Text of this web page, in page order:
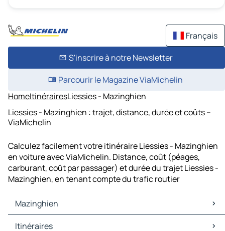
Français
S'inscrire à notre Newsletter
Parcourir le Magazine ViaMichelin
HomeItinérairesLiessies - Mazinghien
Liessies - Mazinghien : trajet, distance, durée et coûts –
ViaMichelin
Calculez facilement votre itinéraire Liessies - Mazinghien
en voiture avec ViaMichelin. Distance, coût (péages,
carburant, coût par passager) et durée du trajet Liessies -
Mazinghien, en tenant compte du trafic routier
Mazinghien
Mazinghien Cartes et plans
Itinéraires